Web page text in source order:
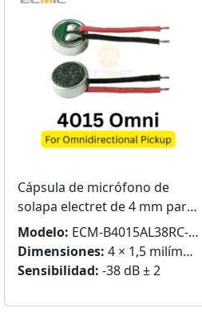
Cápsula de micrófono de
solapa electret de 4 mm para
un sonido nítido
Modelo: ECM-B4015AL38RC-L10
Dimensiones: 4 × 1,5 milímetros
Sensibilidad: -38 dB ± 2